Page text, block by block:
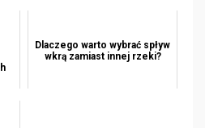
Dlaczego warto wybrać spływ
wkrą zamiast innej rzeki?